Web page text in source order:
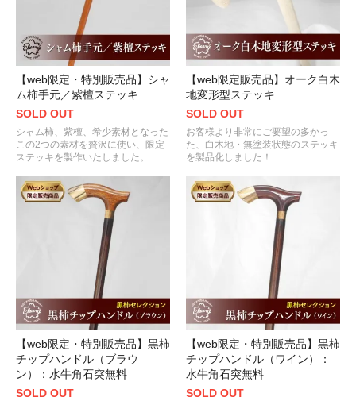
【web限定・特別販売品】シャ
ム柿手元／紫檀ステッキ
SOLD OUT
シャム柿、紫檀、希少素材となった
この2つの素材を贅沢に使い、限定
ステッキを製作いたしました。
【web限定販売品】オーク白木
地変形型ステッキ
SOLD OUT
お客様より非常にご要望の多かっ
た、白木地・無塗装状態のステッキ
を製品化しました！
【web限定・特別販売品】黒柿
チップハンドル（ブラウ
ン）：水牛角石突無料
SOLD OUT
【web限定・特別販売品】黒柿
チップハンドル（ワイン）：
水牛角石突無料
SOLD OUT